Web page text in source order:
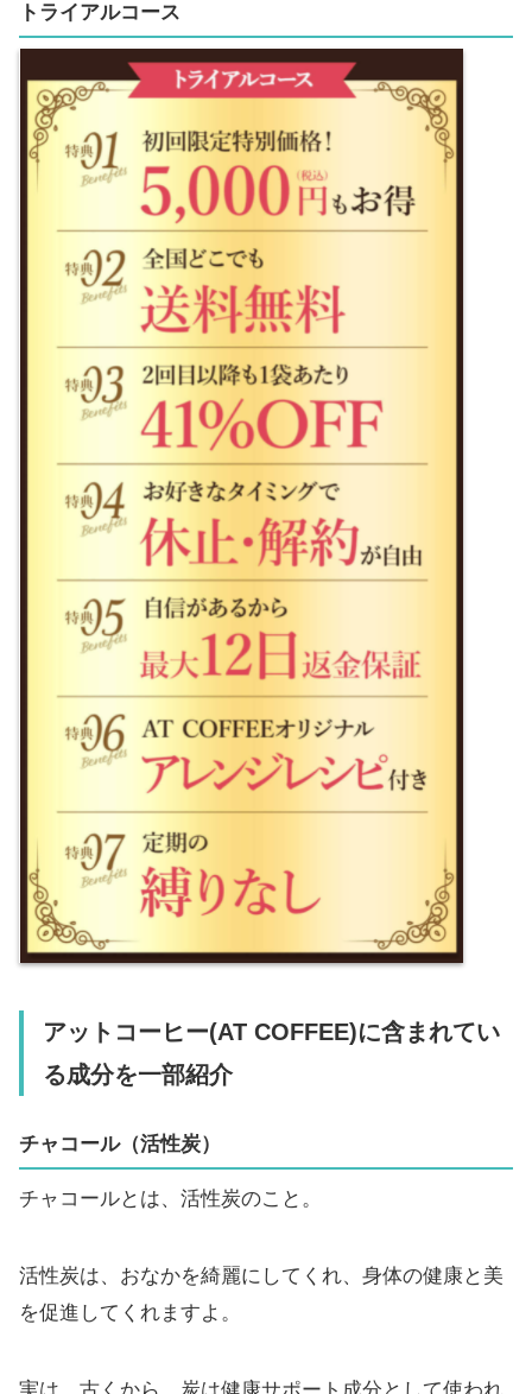
トライアルコース
アットコーヒー(AT COFFEE)に含まれてい
る成分を一部紹介
チャコール（活性炭）
チャコールとは、活性炭のこと。
活性炭は、おなかを綺麗にしてくれ、身体の健康と美
を促進してくれますよ。